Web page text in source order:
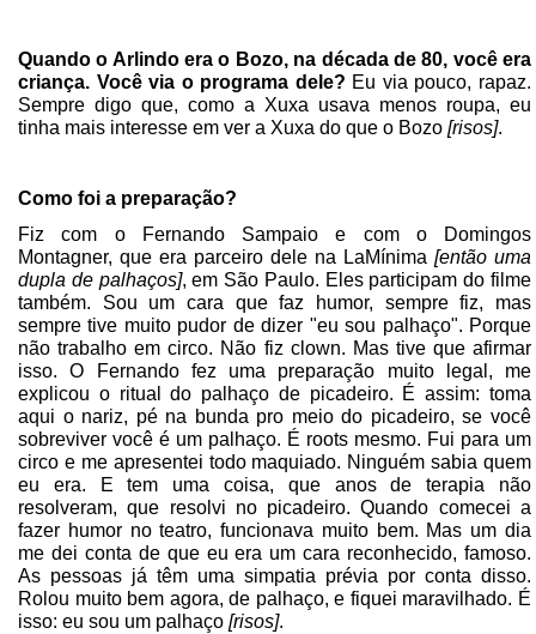
Quando o Arlindo era o Bozo, na década de 80, você era
criança. Você via o programa dele? Eu via pouco, rapaz.
Sempre digo que, como a Xuxa usava menos roupa, eu
tinha mais interesse em ver a Xuxa do que o Bozo [risos].
Como foi a preparação?
Fiz com o Fernando Sampaio e com o Domingos
Montagner, que era parceiro dele na LaMínima [então uma
dupla de palhaços], em São Paulo. Eles participam do filme
também. Sou um cara que faz humor, sempre fiz, mas
sempre tive muito pudor de dizer "eu sou palhaço". Porque
não trabalho em circo. Não fiz clown. Mas tive que afirmar
isso. O Fernando fez uma preparação muito legal, me
explicou o ritual do palhaço de picadeiro. É assim: toma
aqui o nariz, pé na bunda pro meio do picadeiro, se você
sobreviver você é um palhaço. É roots mesmo. Fui para um
circo e me apresentei todo maquiado. Ninguém sabia quem
eu era. E tem uma coisa, que anos de terapia não
resolveram, que resolvi no picadeiro. Quando comecei a
fazer humor no teatro, funcionava muito bem. Mas um dia
me dei conta de que eu era um cara reconhecido, famoso.
As pessoas já têm uma simpatia prévia por conta disso.
Rolou muito bem agora, de palhaço, e fiquei maravilhado. É
isso: eu sou um palhaço [risos].